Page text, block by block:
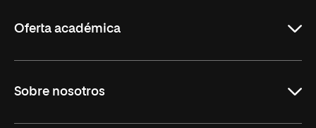
Oferta académica
Maestrías
Sobre nosotros